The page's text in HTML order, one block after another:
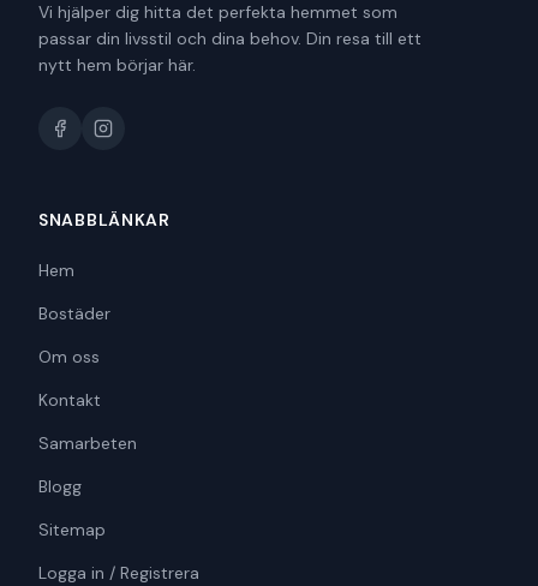
Vi hjälper dig hitta det perfekta hemmet som
passar din livsstil och dina behov. Din resa till ett
nytt hem börjar här.
SNABBLÄNKAR
Hem
Bostäder
Om oss
Kontakt
Samarbeten
Blogg
Sitemap
Logga in / Registrera